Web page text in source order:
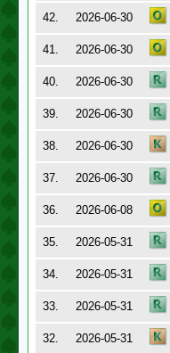
42.
2026-06-30
41.
2026-06-30
40.
2026-06-30
39.
2026-06-30
38.
2026-06-30
37.
2026-06-30
36.
2026-06-08
35.
2026-05-31
34.
2026-05-31
33.
2026-05-31
32.
2026-05-31